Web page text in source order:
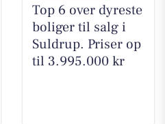
Top 6 over dyreste
boliger til salg i
Suldrup. Priser op
til 3.995.000 kr